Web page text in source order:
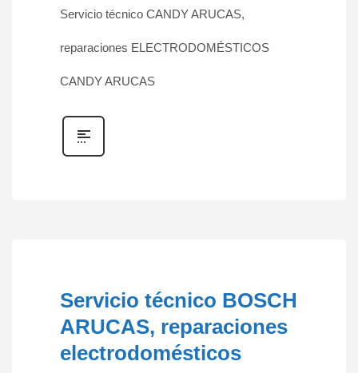
Servicio técnico CANDY ARUCAS,
reparaciones ELECTRODOMÉSTICOS
CANDY ARUCAS
Servicio técnico BOSCH
ARUCAS, reparaciones
electrodomésticos